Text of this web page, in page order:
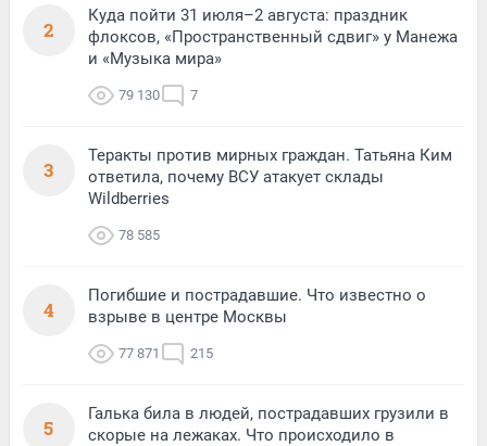
2
Куда пойти 31 июля–2 августа: праздник
флоксов, «Пространственный сдвиг» у Манежа
и «Музыка мира»
79 130 7
3
Теракты против мирных граждан. Татьяна Ким
ответила, почему ВСУ атакует склады
Wildberries
78 585
4
Погибшие и пострадавшие. Что известно о
взрыве в центре Москвы
77 871 215
5
Галька била в людей, пострадавших грузили в
скорые на лежаках. Что происходило в